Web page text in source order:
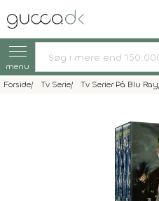
menu
Forside Tv Serie Tv Serier På Blu Ray